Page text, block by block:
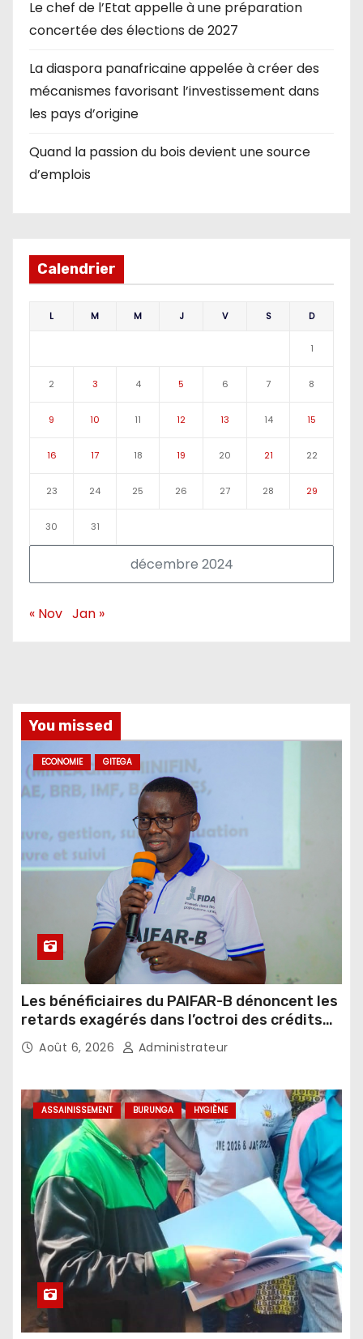
Le chef de l’Etat appelle à une préparation
concertée des élections de 2027
La diaspora panafricaine appelée à créer des
mécanismes favorisant l’investissement dans
les pays d’origine
Quand la passion du bois devient une source
d’emplois
Calendrier
décembre 2024
L M M J V S D
1
2 3 4 5 6 7 8
9 10 11 12 13 14 15
16 17 18 19 20 21 22
23 24 25 26 27 28 29
30 31
« Nov Jan »
You missed
ECONOMIE GITEGA
Les bénéficiaires du PAIFAR-B dénoncent les
retards exagérés dans l’octroi des crédits
agricoles
Août 6, 2026 Administrateur
ASSAINISSEMENT BURUNGA HYGIÈNE